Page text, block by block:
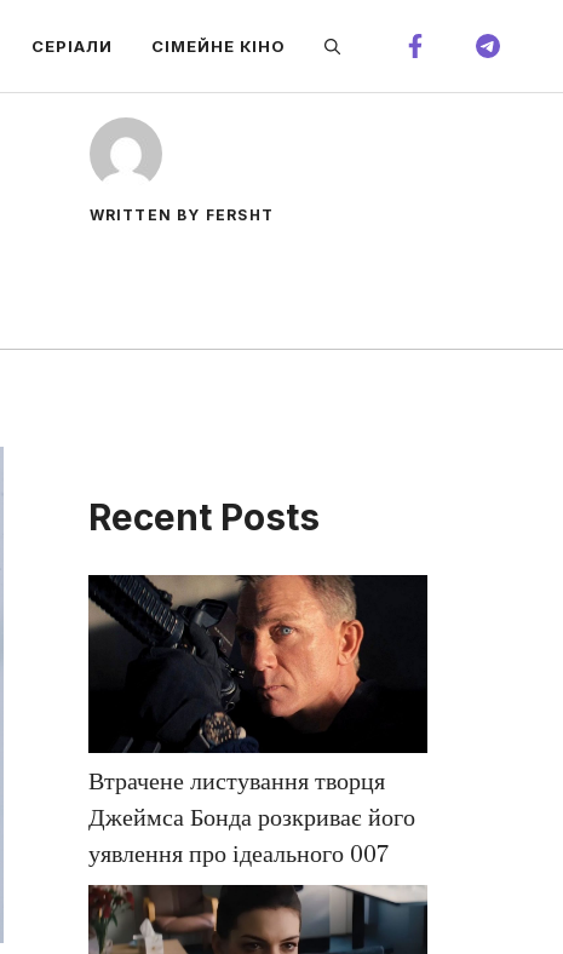
СЕРІАЛИ СІМЕЙНЕ КІНО
WRITTEN BY FERSHT
Recent Posts
Втрачене листування творця
Джеймса Бонда розкриває його
уявлення про ідеального 007